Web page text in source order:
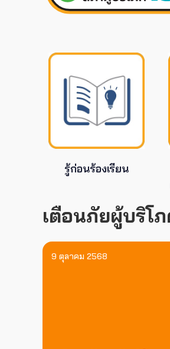
รู้ก่อนร้องเรียน
เตือนภัยผู้บริโ
9 ตุลาคม 2568